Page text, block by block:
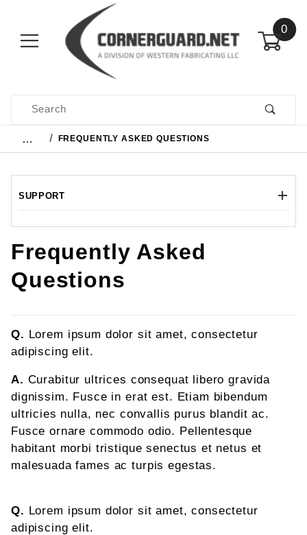
0
Product Search
… FREQUENTLY ASKED QUESTIONS
Frequently Asked
Questions
Q. Lorem ipsum dolor sit amet, consectetur
adipiscing elit.
A. Curabitur ultrices consequat libero gravida
dignissim. Fusce in erat est. Etiam bibendum
ultricies nulla, nec convallis purus blandit ac.
Fusce ornare commodo odio. Pellentesque
habitant morbi tristique senectus et netus et
malesuada fames ac turpis egestas.
Q. Lorem ipsum dolor sit amet, consectetur
adipiscing elit.
SUPPORT